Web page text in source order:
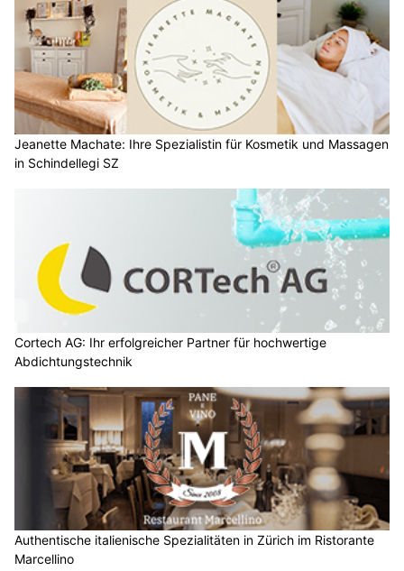
Jeanette Machate: Ihre Spezialistin für Kosmetik und Massagen
in Schindellegi SZ
Cortech AG: Ihr erfolgreicher Partner für hochwertige
Abdichtungstechnik
Authentische italienische Spezialitäten in Zürich im Ristorante
Marcellino